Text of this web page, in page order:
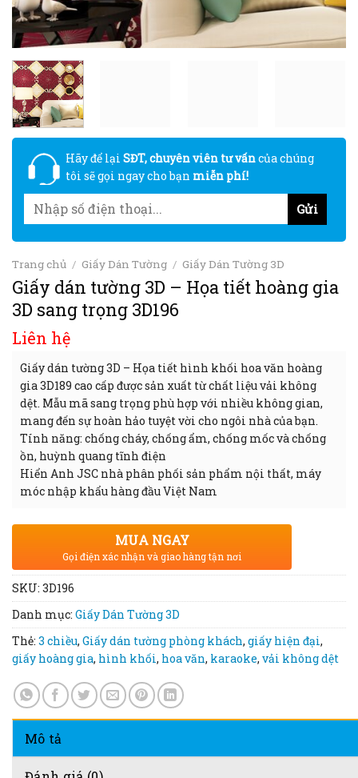
Hãy để lại SĐT, chuyên viên tư vấncủa chúng
tôi sẽ gọi ngay cho bạn miễn phí!
Trang chủ / Giấy Dán Tường / Giấy Dán Tường 3D
Giấy dán tường 3D – Họa tiết hoàng gia
3D sang trọng 3D196
Liên hệ
Giấy dán tường 3D – Họa tiết hình khối hoa văn hoàng
gia 3D189 cao cấp được sản xuất từ chất liệu vải không
dệt. Mẫu mã sang trọng phù hợp với nhiều không gian,
mang đến sự hoàn hảo tuyệt vời cho ngôi nhà của bạn.
Tính năng: chống cháy, chống ẩm, chống mốc và chống
ồn, huỳnh quang tĩnh điện
Hiển Anh JSC nhà phân phối sản phẩm nội thất, máy
móc nhập khẩu hàng đầu Việt Nam
MUA NGAY
Gọi điện xác nhận và giao hàng tận nơi
SKU: 3D196
Danh mục: Giấy Dán Tường 3D
Thẻ: 3 chiều, Giấy dán tường phòng khách, giấy hiện đại,
giấy hoàng gia, hình khối, hoa văn, karaoke, vải không dệt
Mô tả